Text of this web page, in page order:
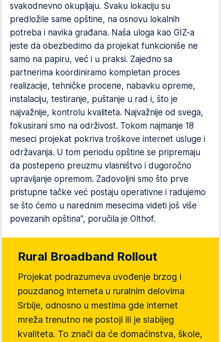
svakodnevno okupljaju. Svaku lokaciju su
predložile same opštine, na osnovu lokalnih
potreba i navika građana. Naša uloga kao GIZ-a
jeste da obezbedimo da projekat funkcioniše ne
samo na papiru, već i u praksi. Zajedno sa
partnerima koordiniramo kompletan proces
realizacije, tehničke procene, nabavku opreme,
instalaciju, testiranje, puštanje u rad i, što je
najvažnije, kontrolu kvaliteta. Najvažnije od svega,
fokusirani smo na održivost. Tokom najmanje 18
meseci projekat pokriva troškove internet usluge i
održavanja. U tom periodu opštine se pripremaju
da postepeno preuzmu vlasništvo i dugoročno
upravljanje opremom. Zadovoljni smo što prve
pristupne tačke već postaju operativne i radujemo
se što ćemo u narednim mesecima videti još više
povezanih opština", poručila je Olthof.
Rural Broadband Rollout
Projekat podrazumeva uvođenje brzog i
pouzdanog interneta u ruralnim delovima
Srbije, odnosno u mestima gde internet
mreža trenutno ne postoji ili je slabijeg
kvaliteta. To znači da će domaćinstva, škole,